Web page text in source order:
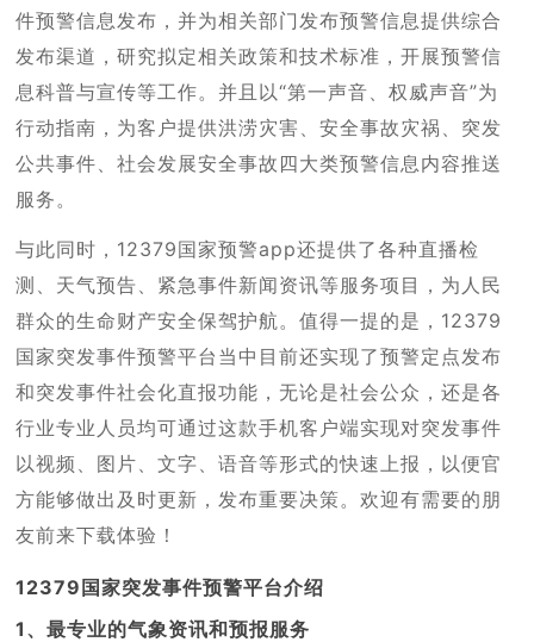
件预警信息发布，并为相关部门发布预警信息提供综合
发布渠道，研究拟定相关政策和技术标准，开展预警信
息科普与宣传等工作。并且以“第一声音、权威声音”为
行动指南，为客户提供洪涝灾害、安全事故灾祸、突发
公共事件、社会发展安全事故四大类预警信息内容推送
服务。
与此同时，12379国家预警app还提供了各种直播检
测、天气预告、紧急事件新闻资讯等服务项目，为人民
群众的生命财产安全保驾护航。值得一提的是，12379
国家突发事件预警平台当中目前还实现了预警定点发布
和突发事件社会化直报功能，无论是社会公众，还是各
行业专业人员均可通过这款手机客户端实现对突发事件
以视频、图片、文字、语音等形式的快速上报，以便官
方能够做出及时更新，发布重要决策。欢迎有需要的朋
友前来下载体验！
12379国家突发事件预警平台介绍
1、最专业的气象资讯和预报服务